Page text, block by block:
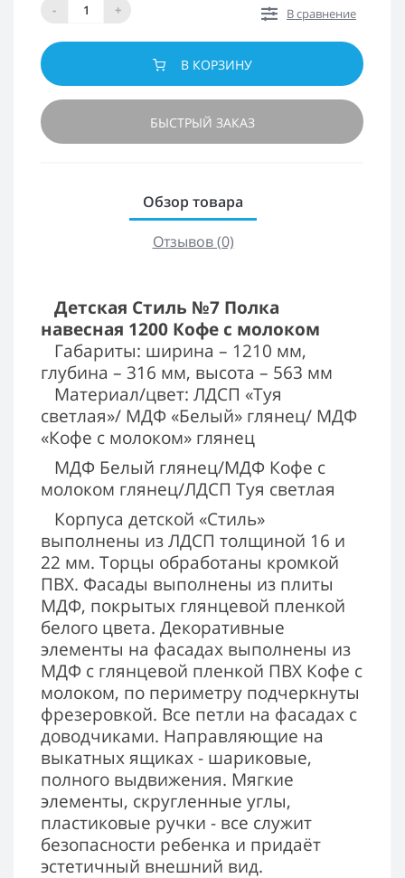
-
+
В сравнение
В КОРЗИНУ
БЫСТРЫЙ ЗАКАЗ
Обзор товара
Отзывов (0)
Детская Стиль №7 Полка
навесная 1200 Кофе с молоком
Габариты: ширина – 1210 мм,
глубина – 316 мм, высота – 563 мм
Материал/цвет: ЛДСП «Туя
светлая»/ МДФ «Белый» глянец/ МДФ
«Кофе с молоком» глянец
МДФ Белый глянец/МДФ Кофе с
молоком глянец/ЛДСП Туя светлая
Корпуса детской «Стиль»
выполнены из ЛДСП толщиной 16 и
22 мм. Торцы обработаны кромкой
ПВХ. Фасады выполнены из плиты
МДФ, покрытых глянцевой пленкой
белого цвета. Декоративные
элементы на фасадах выполнены из
МДФ с глянцевой пленкой ПВХ Кофе с
молоком, по периметру подчеркнуты
фрезеровкой. Все петли на фасадах с
доводчиками. Направляющие на
выкатных ящиках - шариковые,
полного выдвижения. Мягкие
элементы, скругленные углы,
пластиковые ручки - все служит
безопасности ребенка и придаёт
эстетичный внешний вид.